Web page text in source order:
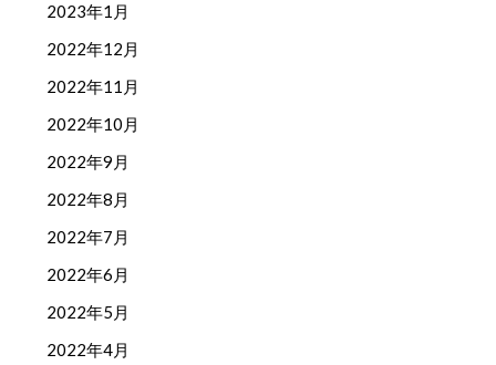
2023年1月
2022年12月
2022年11月
2022年10月
2022年9月
2022年8月
2022年7月
2022年6月
2022年5月
2022年4月